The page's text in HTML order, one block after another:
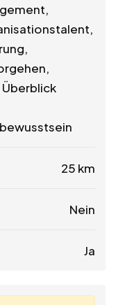
25 km
Nein
Ja